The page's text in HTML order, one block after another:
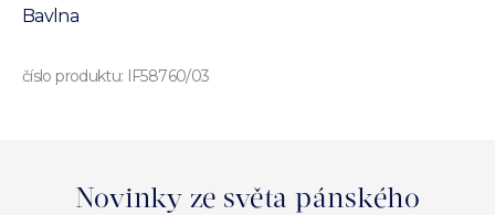
Bavlna
číslo produktu: IF58760/03
Novinky ze světa pánského